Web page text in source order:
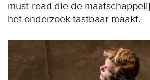
must-read die de
het onderzoek tastbaar maakt.